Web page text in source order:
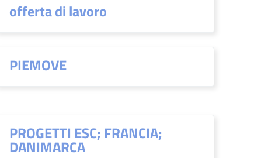
offerta di lavoro
PIEMOVE
PROGETTI ESC; FRANCIA;
DANIMARCA